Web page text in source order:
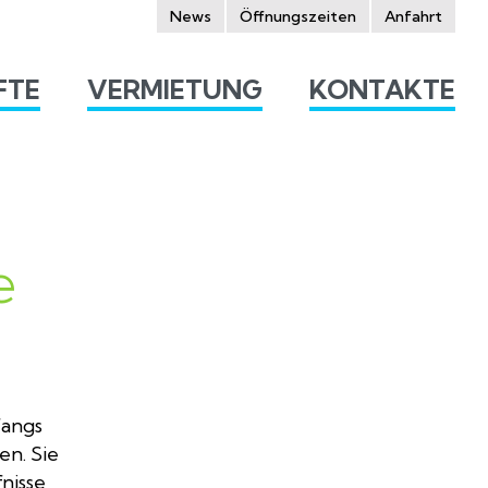
News Öffnungszeiten Anfahrt
VERMIETUNG KONTAKTE
Sie